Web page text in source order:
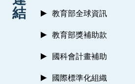
結
教育部全球資訊
教育部獎補助款
國科會計畫補助
國際標準化組織